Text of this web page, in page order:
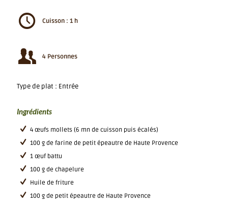
Cuisson : 1 h
4 Personnes
Type de plat : Entrée
Ingrédients
4 œufs mollets (6 mn de cuisson puis écalés)
100 g de farine de petit épeautre de Haute Provence
1 œuf battu
100 g de chapelure
Huile de friture
100 g de petit épeautre de Haute Provence